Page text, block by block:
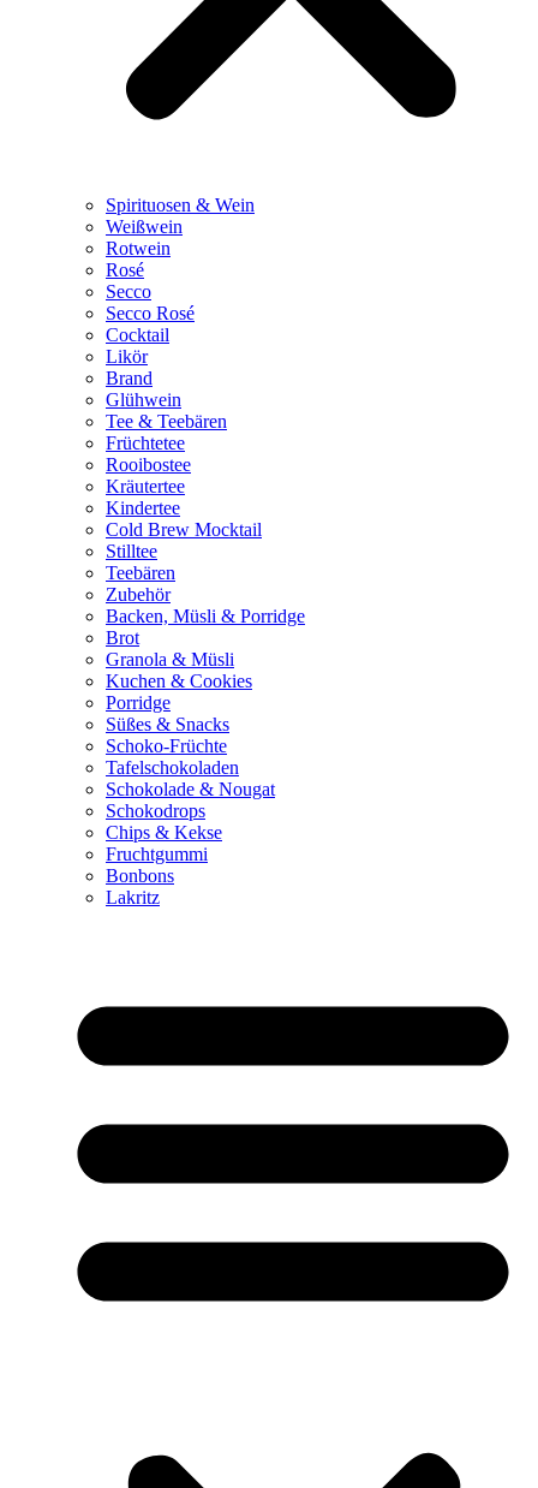
Spirituosen & Wein
Weißwein
Rotwein
Rosé
Secco
Secco Rosé
Cocktail
Likör
Brand
Glühwein
Tee & Teebären
Früchtetee
Rooibostee
Kräutertee
Kindertee
Cold Brew Mocktail
Stilltee
Teebären
Zubehör
Backen, Müsli & Porridge
Brot
Granola & Müsli
Kuchen & Cookies
Porridge
Süßes & Snacks
Schoko-Früchte
Tafelschokoladen
Schokolade & Nougat
Schokodrops
Chips & Kekse
Fruchtgummi
Bonbons
Lakritz